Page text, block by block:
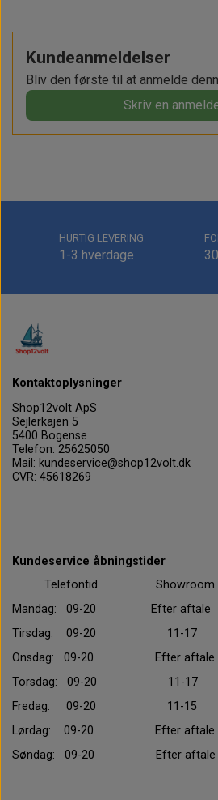
Kundeanmeldelser
Bliv den første til at anmelde
Skriv en
HURTIG LEVERING
1-3 hverdage
Kontaktoplysninger
Shop12volt ApS
Sejlerkajen 5
5400 Bogense
Telefon: 25625050
Mail: kundeservice@shop12volt.dk
CVR: 45618269
Kundeservice åbningstider
Telefontid Showroom
Mandag: 09-20 Efter aftale
Tirsdag: 09-20 11-17
Onsdag: 09-20 Efter aftale
Torsdag: 09-20 11-17
Fredag: 09-20 11-15
Lørdag: 09-20 Efter aftale
Søndag: 09-20 Efter aftale